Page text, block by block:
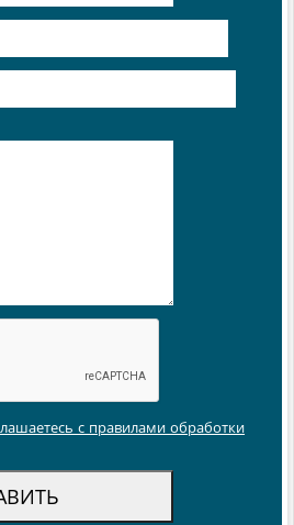
с правилами обработки